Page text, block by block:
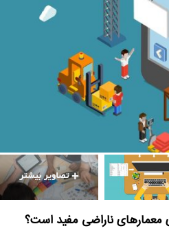
معمارهای ناراضی مفید است؟